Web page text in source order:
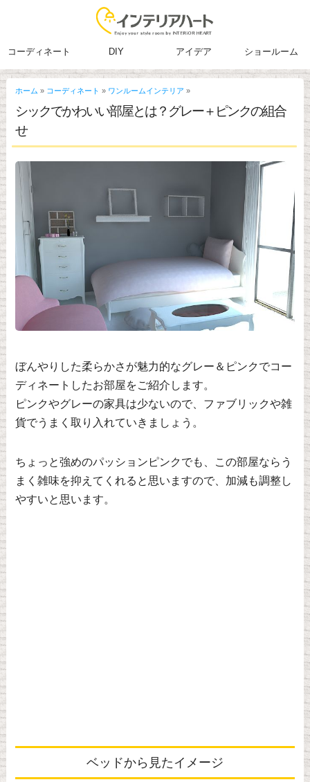
コーディネート DIY アイデア ショールーム
ホーム » コーディネート » ワンルームインテリア »
シックでかわいい部屋とは？グレー＋ピンクの組合
せ
ぼんやりした柔らかさが魅力的なグレー＆ピンクでコー
ディネートしたお部屋をご紹介します。
ピンクやグレーの家具は少ないので、ファブリックや雑
貨でうまく取り入れていきましょう。
ちょっと強めのパッションピンクでも、この部屋ならう
まく雑味を抑えてくれると思いますので、加減も調整し
やすいと思います。
ベッドから見たイメージ